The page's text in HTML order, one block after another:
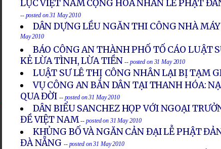
LỰC VIỆT NAM CỘNG HÒA NHÂN LỄ PHẬT
-- posted on 31 May 2010
DÂN DỰNG LỀU NGĂN THI CÔNG NHÀ
May 2010
BÁO CÔNG AN THÀNH PHỐ TỐ CÁO LUẬT
KẺ LỪA TÌNH, LỪA TIỀN -- posted on 31 May 2010
LUẬT SƯ LÊ THỊ CÔNG NHÂN LẠI BỊ TẠM
VỤ CÔNG AN BẮN DÂN TẠI THANH HÓA:
QUA ĐỜI -- posted on 31 May 2010
DÂN BIỂU SANCHEZ HỌP VỚI NGOẠI
ĐỀ VIỆT NAM -- posted on 31 May 2010
KHỦNG BỐ VÀ NGĂN CẢN ĐẠI LỄ PHẬT
ĐÀ NẴNG -- posted on 31 May 2010